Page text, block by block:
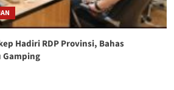
Hadiri RDP Provinsi, Bahas